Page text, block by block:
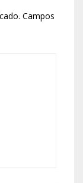
Campos